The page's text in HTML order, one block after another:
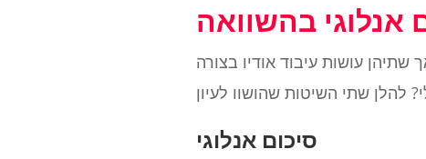
אנלוגי בהשוואה
שתיהן עושות עיבוד אודיו בצורה
סיכום אנלוגי